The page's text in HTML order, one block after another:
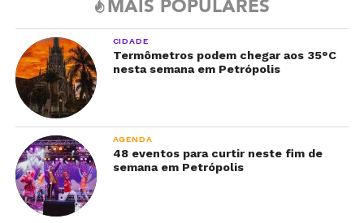
MAIS POPULARES
CIDADE
Termômetros podem chegar aos 35°C
nesta semana em Petrópolis
AGENDA
48 eventos para curtir neste fim de
semana em Petrópolis